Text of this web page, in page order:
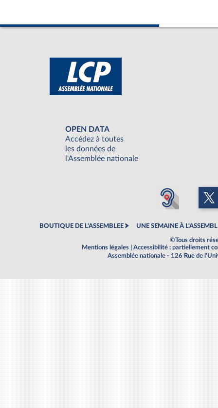
OPEN DATA
Accédez à toutes
les données de
l'Assemblée nationale
BOUTIQUE DE L'ASSEMBLEE UNE SEMAINE À
©Tous droits
Mentions légales
Accessibilité : partiellement
Assemblée nationale - 126 Rue de